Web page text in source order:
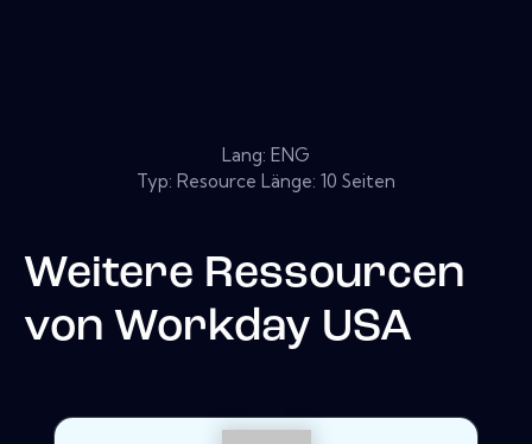
Lang: ENG
Typ: Resource Länge: 10 Seiten
Weitere Ressourcen
von Workday USA